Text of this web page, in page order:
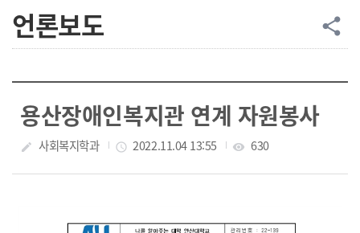
언론보도 공
share
용산장애인복지관 연계 자원봉사
작성자
create 사회복지학과 작성일
access_time 2022.11.04 13:55 조회수
visibility 630